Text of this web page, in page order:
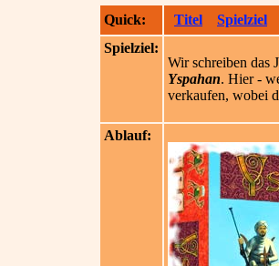
Quick: Titel Spielziel
Spielziel:
Wir schreiben das
Yspahan. Hier -
verkaufen, wobei
Ablauf: